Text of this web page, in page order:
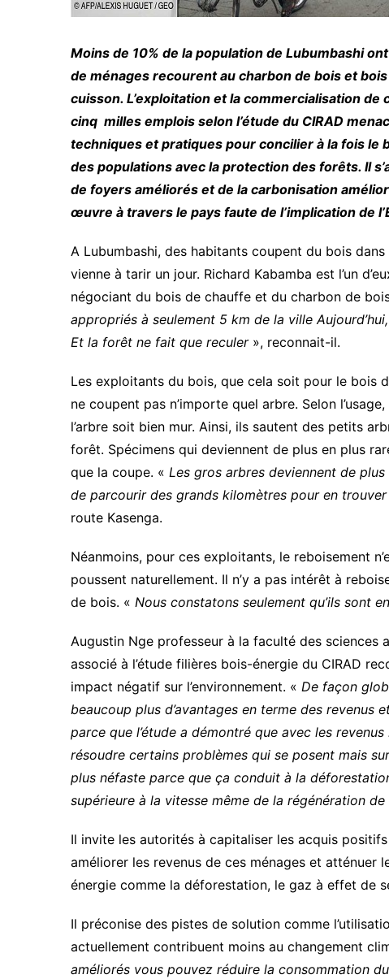
Moins de 10% de la population de Lubumbashi
de ménages recourent au charbon de bois et
cuisson. L’exploitation et la commercialisation
cinq milles emplois selon l’étude du CIRAD
techniques et pratiques pour concilier à la fois
des populations avec la protection des forêts. Il
de foyers améliorés et de la carbonisation
œuvre à travers le pays faute de l’implication de
A Lubumbashi, des habitants coupent du bois
vienne à tarir un jour. Richard Kabamba est l’un
négociant du bois de chauffe et du charbon de
appropriés à seulement 5 km de la ville
Et la forêt ne fait que reculer», reconnait-il.
Les exploitants du bois, que cela soit pour le bois
ne coupent pas n’importe quel arbre. Selon
l’arbre soit bien mur. Ainsi, ils sautent des petits
forêt. Spécimens qui deviennent de plus en plus
que la coupe. « Les gros arbres deviennent de
de parcourir des grands kilomètres pour en trouver
route Kasenga.
Néanmoins, pour ces exploitants, le reboisement
poussent naturellement. Il n’y a pas intérêt à
de bois. « Nous constatons seulement qu’ils sont
Augustin Nge professeur à la faculté des sciences
associé à l’étude filières bois-énergie du CIRAD
impact négatif sur l’environnement. « De façon
beaucoup plus d’avantages en terme des revenus
parce que l’étude a démontré que avec les
résoudre certains problèmes qui se posent mais
plus néfaste parce que ça conduit à la
supérieure à la vitesse même de la régénération
Il invite les autorités à capitaliser les acquis
améliorer les revenus de ces ménages et
énergie comme la déforestation, le gaz à effet de
Il préconise des pistes de solution comme
actuellement contribuent moins au changement
améliorés vous pouvez réduire la consommation